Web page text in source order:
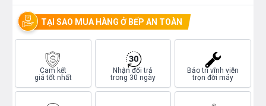
TẠI SAO MUA HÀNG Ở BẾP AN TOÀN
Cam kết
giá tốt nhất
Nhận đổi trả
trong 30 ngày
Bảo trì vĩnh viễn
trọn đời máy